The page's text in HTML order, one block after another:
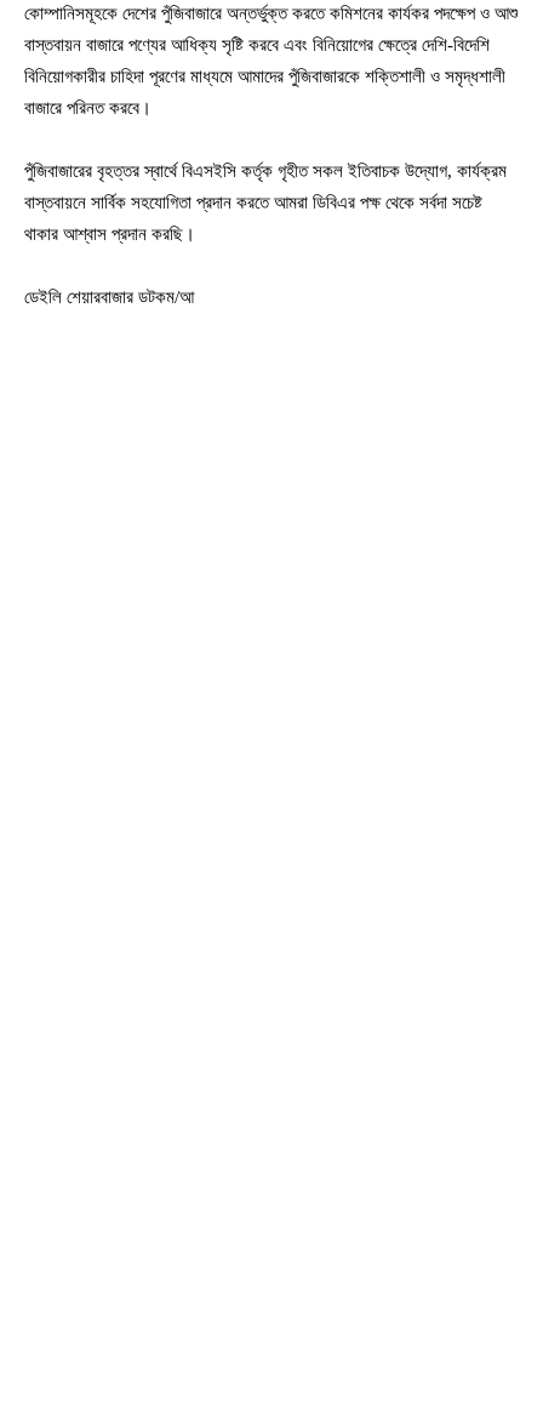
কোম্পানিসমূহকে দেশের পুঁজিবাজারে অন্তর্ভুক্ত করতে কমিশনের কার্যকর পদক্ষেপ ও আশু
বাস্তবায়ন বাজারে পণ্যের আধিক্য সৃষ্টি করবে এবং বিনিয়োগের ক্ষেত্রে দেশি-বিদেশি
বিনিয়োগকারীর চাহিদা পূরণের মাধ্যমে আমাদের পুঁজিবাজারকে শক্তিশালী ও সমৃদ্ধশালী
বাজারে পরিনত করবে।
পুঁজিবাজারের বৃহত্তর স্বার্থে বিএসইসি কর্তৃক গৃহীত সকল ইতিবাচক উদ্যোগ, কার্যক্রম
বাস্তবায়নে সার্বিক সহযোগিতা প্রদান করতে আমরা ডিবিএর পক্ষ থেকে সর্বদা সচেষ্ট
থাকার আশ্বাস প্রদান করছি।
ডেইলি শেয়ারবাজার ডটকম/আ